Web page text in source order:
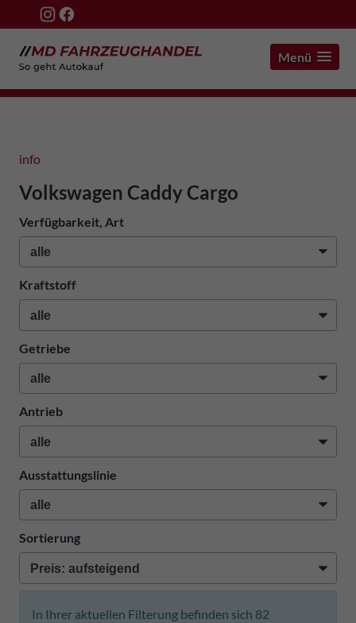
Menü
info
Volkswagen Caddy Cargo
Verfügbarkeit, Art
Kraftstoff
Getriebe
Antrieb
Ausstattungslinie
Sortierung
In Ihrer aktuellen Filterung befinden sich 82